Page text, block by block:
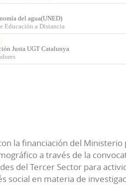
del agua(UNED)
Educación a Distancia
Justa UGT Catalunya
la financiación del Ministerio
a través de la
del Tercer Sector para
social en materia de